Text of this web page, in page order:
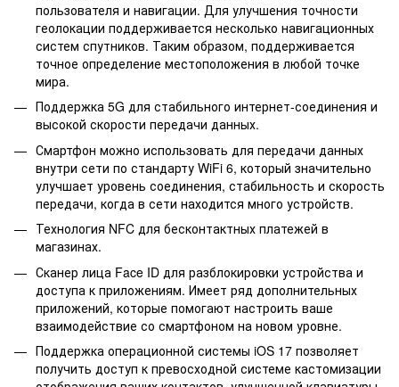
пользователя и навигации. Для улучшения точности
геолокации поддерживается несколько навигационных
систем спутников. Таким образом, поддерживается
точное определение местоположения в любой точке
мира.
Поддержка 5G для стабильного интернет-соединения и
высокой скорости передачи данных.
Смартфон можно использовать для передачи данных
внутри сети по стандарту WiFi 6, который значительно
улучшает уровень соединения, стабильность и скорость
передачи, когда в сети находится много устройств.
Технология NFC для бесконтактных платежей в
магазинах.
Сканер лица Face ID для разблокировки устройства и
доступа к приложениям. Имеет ряд дополнительных
приложений, которые помогают настроить ваше
взаимодействие со смартфоном на новом уровне.
Поддержка операционной системы iOS 17 позволяет
получить доступ к превосходной системе кастомизации